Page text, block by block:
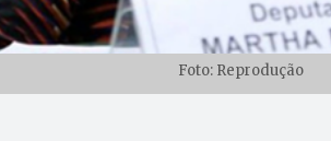
Foto: Reprodução